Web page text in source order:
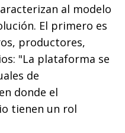
al modelo
El primero es
productores,
"La plataforma se
de
donde el
tienen un rol